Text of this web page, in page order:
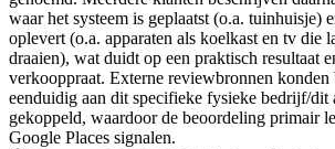
waar het systeem is geplaatst (o.a. tuinhuisje)
oplevert (o.a. apparaten als koelkast en tv die
draaien), wat duidt op een praktisch resultaat
verkooppraat. Externe reviewbronnen
eenduidig aan dit specifieke fysieke bedrijf/dit
gekoppeld, waardoor de beoordeling primair
Google Places signalen.